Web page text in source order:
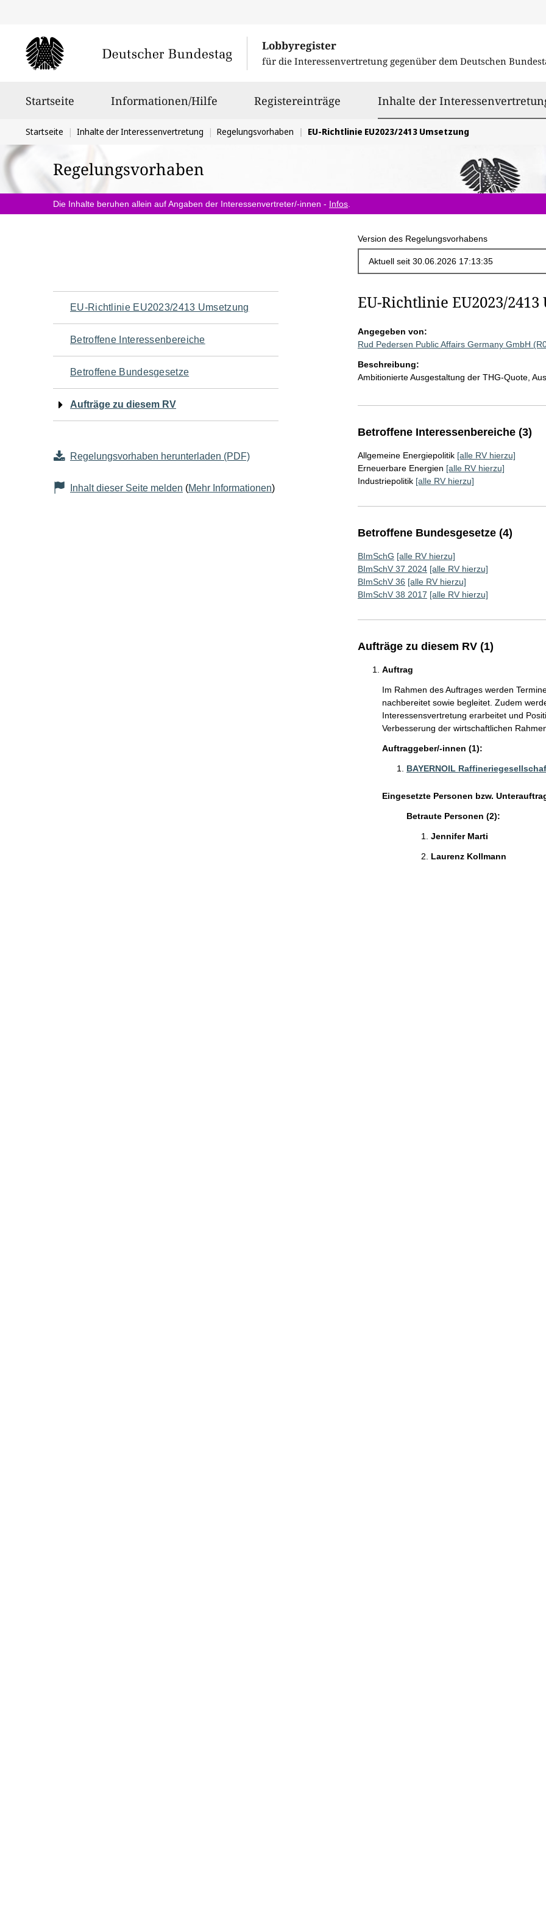
Lobbyregister
für die Interessenvertretung gegenüber dem Deutschen
Startseite Informationen/Hilfe Registereinträge Inhalte der
Sie
befinden
sich
hier:
Startseite Inhalte der Interessenvertretung Regelungsvorhaben EU-Richtlinie EU2023/2413 Umsetzung
Regelungsvorhaben
Die Inhalte beruhen allein auf Angaben der Interessenvertreter/-innen - Infos
Version des Regelungsvorhabens
Navigation
für
den
Seiteninhalt
EU-Richtlinie EU2023/2413 Umsetzung
Betroffene Interessenbereiche
Betroffene Bundesgesetze
Aufträge zu diesem RV
Regelungsvorhaben herunterladen (PDF)
Inhalt dieser Seite melden (Mehr Informationen)
EU-Richtlinie EU2023/2413
Angegeben von:
Rud Pedersen Public Affairs Germany GmbH
Beschreibung:
Ambitionierte Ausgestaltung der THG-Quote,
Betroffene Interessenbereiche (3)
Allgemeine Energiepolitik [alle RV hierzu]
Erneuerbare Energien [alle RV hierzu]
Industriepolitik [alle RV hierzu]
Betroffene Bundesgesetze (4)
BImSchG [alle RV hierzu]
BImSchV 37 2024 [alle RV hierzu]
BImSchV 36 [alle RV hierzu]
BImSchV 38 2017 [alle RV hierzu]
Aufträge zu diesem RV (1)
Auftrag
Im Rahmen des Auftrages werden
nachbereitet sowie begleitet. Zudem
Interessensvertretung erarbeitet und
Verbesserung der wirtschaftlichen
Auftraggeber/-innen (1):
BAYERNOIL
Eingesetzte Personen bzw.
Betraute Personen (2):
Jennifer Marti
Laurenz Kollmann